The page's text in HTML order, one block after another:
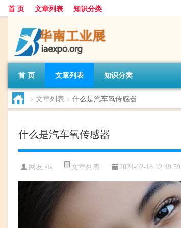
首 页 文章列表 知识分类
首 页 文章列表 知识分类
> 文章列表 > 什么是汽车氧传感器
什么是汽车氧传感器
网友:sls 文章列表 2024-02-18 12:49:59